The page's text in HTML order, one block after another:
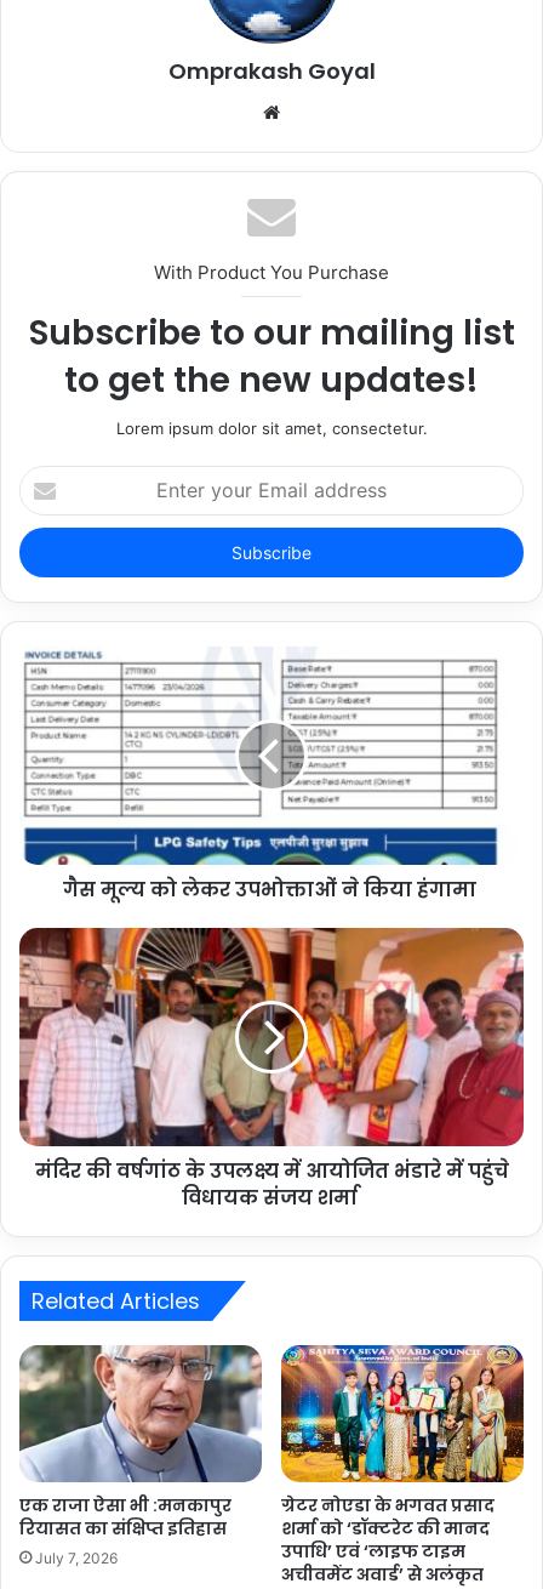
Omprakash Goyal
Website
With Product You Purchase
Subscribe to our mailing list
to get the new updates!
Lorem ipsum dolor sit amet, consectetur.
Enter
your
Email
address
गैस मूल्य को लेकर उपभोक्ताओं ने किया हंगामा
मंदिर की वर्षगांठ के उपलक्ष्य में आयोजित भंडारे में पहुंचे
विधायक संजय शर्मा
Related Articles
एक राजा ऐसा भी :मनकापुर
रियासत का संक्षिप्त इतिहास
July 7, 2026
ग्रेटर नोएडा के भगवत प्रसाद
शर्मा को ‘डॉक्टरेट की मानद
उपाधि’ एवं ‘लाइफ टाइम
अचीवमेंट अवार्ड’ से अलंकृत